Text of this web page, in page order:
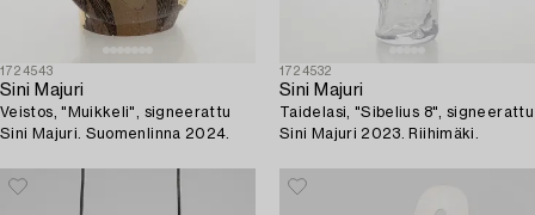
1724543
Sini Majuri
Veistos, "Muikkeli", signeerattu
Sini Majuri. Suomenlinna 2024.
1724532
Sini Majuri
Taidelasi, "Sibelius 8", signeerattu
Sini Majuri 2023. Riihimäki.